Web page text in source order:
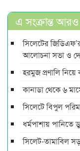
এ সংক্রান্ত
সিলেটের
আলোচনা সভা ও
হরমুজ প্রণালি
কানাডা থেকে ৬
সিলেটে বিপুল
ধর্মপাশায় পানিতে
সিলেট-তামাবিল